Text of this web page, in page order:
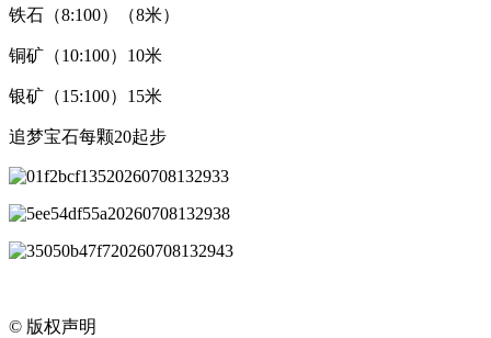
铁石（8:100）（8米）
铜矿（10:100）10米
银矿（15:100）15米
追梦宝石每颗20起步
© 版权声明